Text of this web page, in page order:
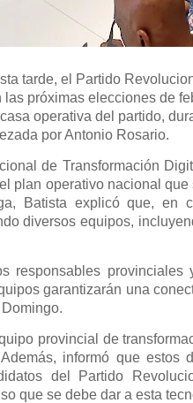
tarde, el Partido
próximas elecciones de
operativa del partido,
por Antonio Rosario.
de Transformación
plan operativo nacional
Batista explicó que, en
diversos equipos,
responsables
garantizarán una
provincial de
informó que estos
del Partido
que se debe dar a esta